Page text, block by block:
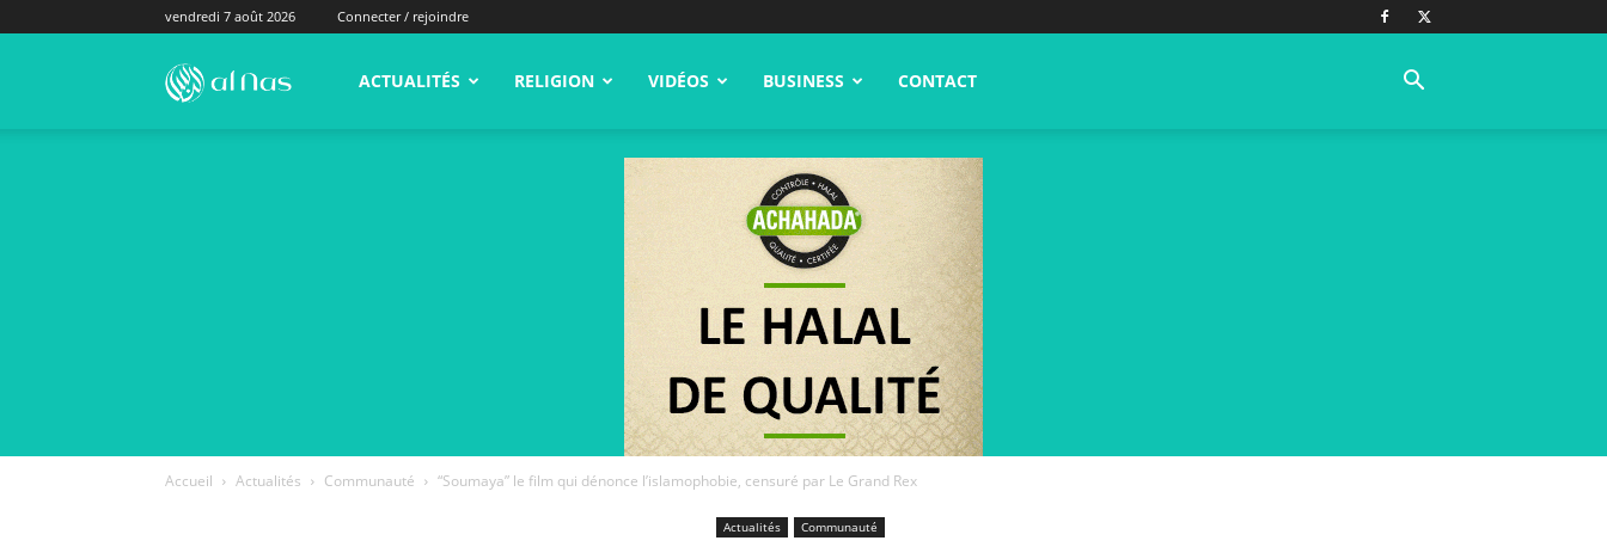
vendredi 7 août 2026 Connecter / rejoindre
alNas.fr ACTUALITÉS RELIGION VIDÉOS BUSINESS CONTACT
Accueil Actualités Communauté “Soumaya” le film qui dénonce l’islamophobie, censuré par Le Grand Rex
Actualités Communauté